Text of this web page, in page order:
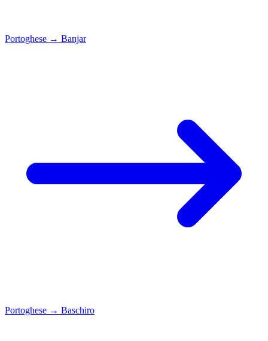
Portoghese → Banjar
Portoghese → Baschiro